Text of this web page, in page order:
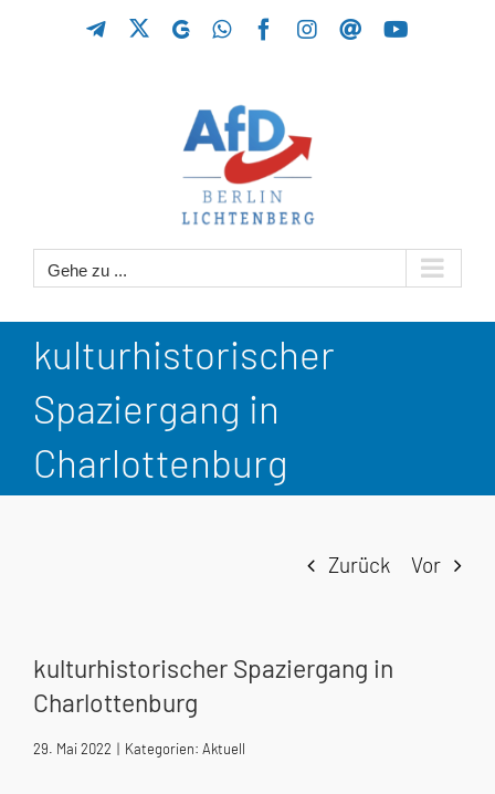
TelegramGETTRWhatsAppFacebook
Instagram
Threads
Gehe zu ...
kulturhistorischer
Spaziergang in
Charlottenburg
Zurück Vor
kulturhistorischer Spaziergang in
Charlottenburg
29. Mai 2022 | Kategorien: Aktuell